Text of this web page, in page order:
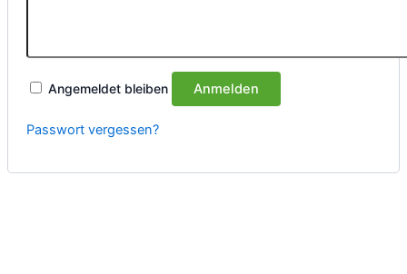
Angemeldet bleiben Anmelden
Passwort vergessen?